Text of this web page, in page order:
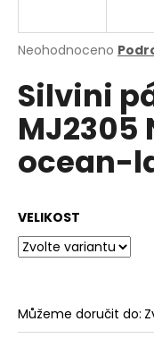
Průměrné
produktu
je
0,0
5
hvězdiček.
Neohodnoceno
Silvini
MJ2305
ocean-
VELIKOST
Můžeme doručit do:
j
t
?
o
p